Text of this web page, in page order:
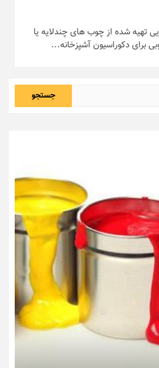
تهیه شده از چوب های چندلایه یا
برای دکوراسیون آشپزخانه...